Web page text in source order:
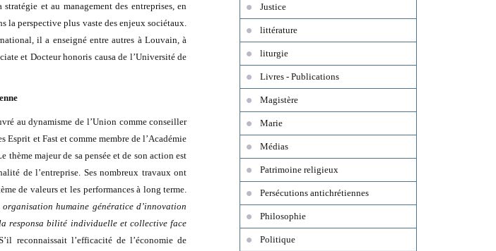
et au management des entreprises, en
la perspective plus vaste des enjeux sociétaux.
il a enseigné entre autres à Louvain, à
et Docteur honoris causa de l’Université de
au dynamisme de l’Union comme conseiller
Esprit et Fast et comme membre de l’Académie
thème majeur de sa pensée et de son action est
de l’entreprise. Ses nombreux travaux ont
de valeurs et les performances à long terme.
humaine génératice d’innovation
responsa bilité individuelle et collective face
reconnaissait l’efficacité de l’économie de
Justice
littérature
liturgie
Livres - Publications
Magistère
Marie
Médias
Patrimoine religieux
Persécutions antichrétiennes
Philosophie
Politique